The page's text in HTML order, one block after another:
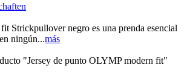
Strickpullover negro es una prenda esencial
ningún...más
"Jersey de punto OLYMP modern fit"